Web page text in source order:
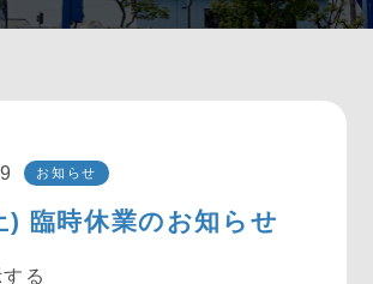
お知らせ
臨時休業のお知らせ
る